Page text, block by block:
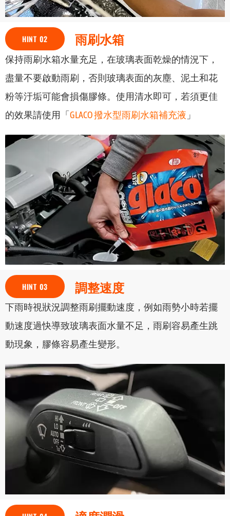
HINT 02 雨刷水箱
保持雨刷水箱水量充足，在玻璃表面乾燥的情況下，
盡量不要啟動雨刷，否則玻璃表面的灰塵、泥土和花
粉等汙垢可能會損傷膠條。使用清水即可，若須更佳
的效果請使用「GLACO 撥水型雨刷水箱補充液 」
HINT 03 調整速度
下雨時視狀況調整雨刷擺動速度，例如雨勢小時若擺
動速度過快導致玻璃表面水量不足，雨刷容易產生跳
動現象，膠條容易產生變形。